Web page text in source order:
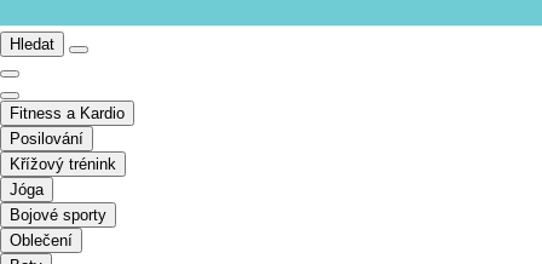
Hledat
Fitness a Kardio
Posilování
Křížový trénink
Jóga
Bojové sporty
Oblečení